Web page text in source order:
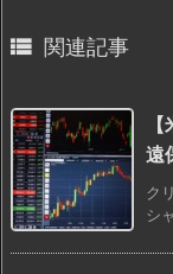
 関連記事
遠
ク
シ